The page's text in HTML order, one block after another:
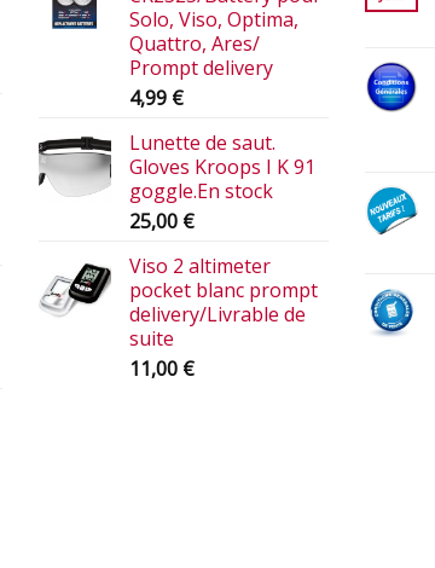
Solo, Viso, Optima,
Quattro, Ares/
Prompt delivery
4,99 €
Lunette de saut.
Gloves Kroops I K 91
goggle.En stock
25,00 €
Viso 2 altimeter
pocket blanc prompt
delivery/Livrable de
suite
11,00 €